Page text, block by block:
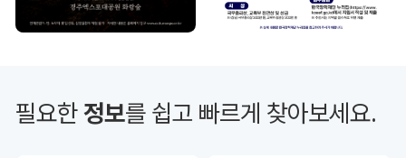
필요한정보를 쉽고 빠르게 찾아보세요.
투자유치 공공데이터&통계
산림 해양/수산